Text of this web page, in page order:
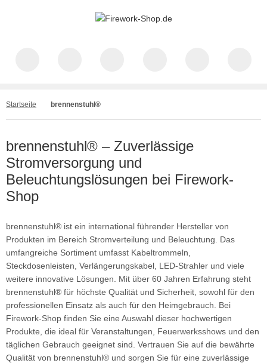
Startseite brennenstuhl®
brennenstuhl® – Zuverlässige
Stromversorgung und
Beleuchtungslösungen bei Firework-
Shop
brennenstuhl® ist ein international führender Hersteller von
Produkten im Bereich Stromverteilung und Beleuchtung. Das
umfangreiche Sortiment umfasst Kabeltrommeln,
Steckdosenleisten, Verlängerungskabel, LED-Strahler und viele
weitere innovative Lösungen. Mit über 60 Jahren Erfahrung steht
brennenstuhl® für höchste Qualität und Sicherheit, sowohl für den
professionellen Einsatz als auch für den Heimgebrauch. Bei
Firework-Shop finden Sie eine Auswahl dieser hochwertigen
Produkte, die ideal für Veranstaltungen, Feuerwerksshows und den
täglichen Gebrauch geeignet sind. Vertrauen Sie auf die bewährte
Qualität von brennenstuhl® und sorgen Sie für eine zuverlässige